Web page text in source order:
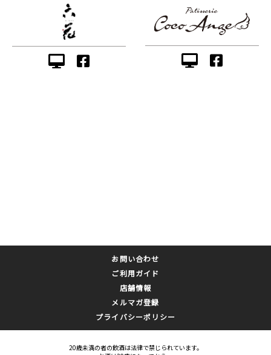
お問い合わせ
ご利用ガイド
店舗情報
メルマガ登録
プライバシーポリシー
20歳未満の者の飲酒は法律で禁じられています。